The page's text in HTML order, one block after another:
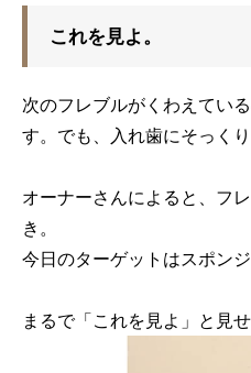
これを見よ。
次のフレブルがくわえてい
す。でも、入れ歯にそっく
オーナーさんによると、フ
き。
今日のターゲットはスポンジ
まるで「これを見よ」と見